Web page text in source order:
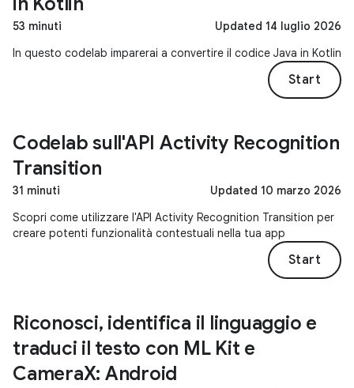
53 minuti
Updated 14 luglio 2026
In questo codelab imparerai a convertire il codice Java in Kotlin
Start
Codelab sull'API Activity Recognition
Transition
31 minuti
Updated 10 marzo 2026
Scopri come utilizzare l'API Activity Recognition Transition per
creare potenti funzionalità contestuali nella tua app
Start
Riconosci, identifica il linguaggio e
traduci il testo con ML Kit e
CameraX: Android